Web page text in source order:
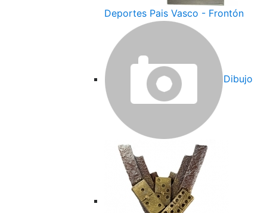
Deportes Pais Vasco - Frontón
Dibujo